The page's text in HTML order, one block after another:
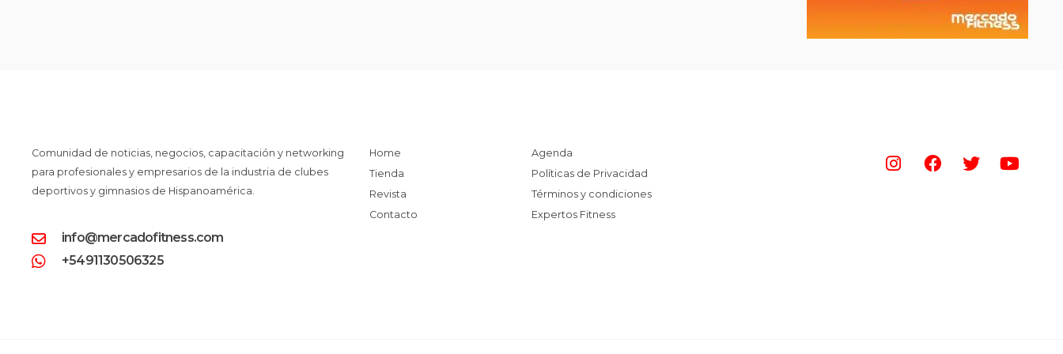
Comunidad de noticias, negocios, capacitación y networking
para profesionales y empresarios de la industria de clubes
deportivos y gimnasios de Hispanoamérica.
info@mercadofitness.com
+5491130506325
Home
Tienda
Revista
Contacto
Agenda
Políticas de Privacidad
Términos y condiciones
Expertos Fitness